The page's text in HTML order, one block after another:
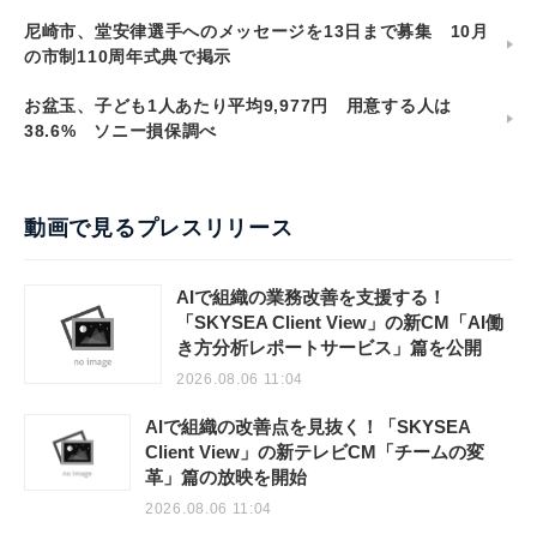
尼崎市、堂安律選手へのメッセージを13日まで募集 10月
の市制110周年式典で掲示
お盆玉、子ども1人あたり平均9,977円 用意する人は
38.6% ソニー損保調べ
動画で見るプレスリリース
AIで組織の業務改善を支援する！
「SKYSEA Client View」の新CM「AI働
き方分析レポートサービス」篇を公開
2026.08.06 11:04
AIで組織の改善点を見抜く！「SKYSEA
Client View」の新テレビCM「チームの変
革」篇の放映を開始
2026.08.06 11:04